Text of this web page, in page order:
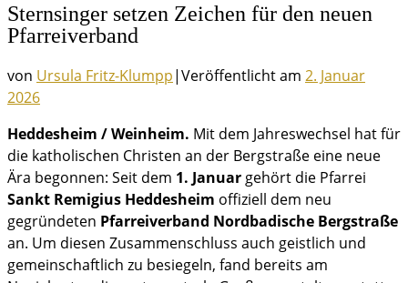
Sternsinger setzen Zeichen für den neuen
Pfarreiverband
von Ursula Fritz-Klumpp|Veröffentlicht am 2. Januar
2026
Heddesheim / Weinheim. Mit dem Jahreswechsel hat für
die katholischen Christen an der Bergstraße eine neue
Ära begonnen: Seit dem 1. Januar gehört die Pfarrei
Sankt Remigius Heddesheim offiziell dem neu
gegründeten Pfarreiverband Nordbadische Bergstraße
an. Um diesen Zusammenschluss auch geistlich und
gemeinschaftlich zu besiegeln, fand bereits am